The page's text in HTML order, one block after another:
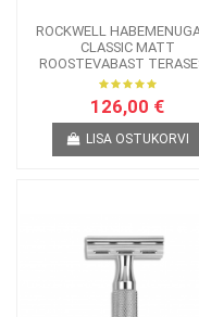
ROCKWELL
CLASSIC MATT
ROOSTEVABAST
126,00 €
LISA OSTUKORVI